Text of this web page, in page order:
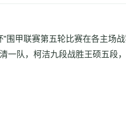
围甲联赛第五轮比赛在各主场
队，柯洁九段战胜王硕五段